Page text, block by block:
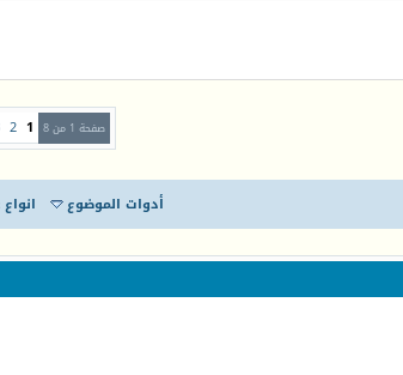
صفحة 1 من 8 1
2
أدوات الموضوع